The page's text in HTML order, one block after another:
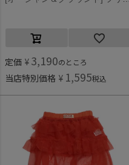
定価 ¥ 3,190のところ
当店特別価格 ¥ 1,595税込